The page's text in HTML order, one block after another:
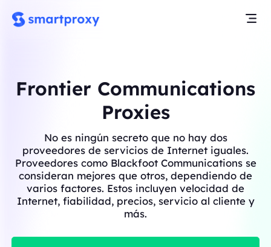
Frontier Communications
Proxies
No es ningún secreto que no hay dos
proveedores de servicios de Internet iguales.
Proveedores como Blackfoot Communications se
consideran mejores que otros, dependiendo de
varios factores. Estos incluyen velocidad de
Internet, fiabilidad, precios, servicio al cliente y
más.